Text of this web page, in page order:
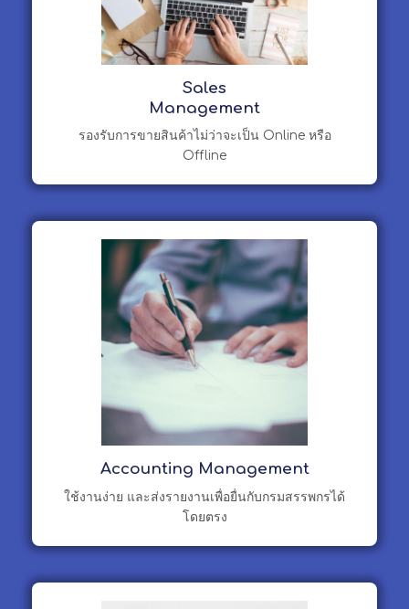
Sales
Management
รองรับการขายสินค้าไม่ว่าจะเป็น Online หรือ
Offline
Accounting Management
ใช้งานง่าย และส่งรายงานเพื่อยื่นกับกรมสรรพกรได้
โดยตรง